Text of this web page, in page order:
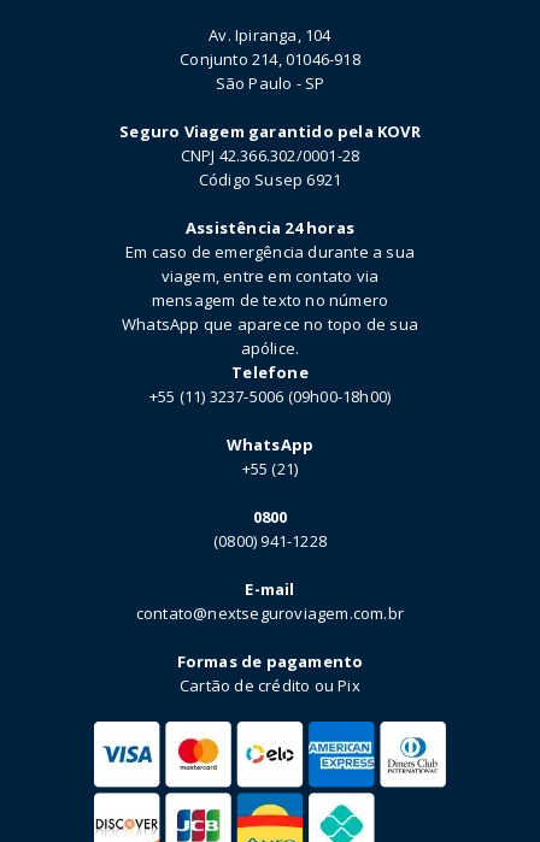
Av. Ipiranga, 104
Conjunto 214, 01046-918
São Paulo - SP
Seguro Viagem garantido pela KOVR
CNPJ 42.366.302/0001-28
Código Susep 6921
Assistência 24 horas
Em caso de emergência durante a sua
viagem, entre em contato via
mensagem de texto no número
WhatsApp que aparece no topo de sua
apólice.
Telefone
+55 (11) 3237-5006 (09h00-18h00)
WhatsApp
+55 (21)
0800
(0800) 941-1228
E-mail
contato@nextseguroviagem.com.br
Formas de pagamento
Cartão de crédito ou Pix